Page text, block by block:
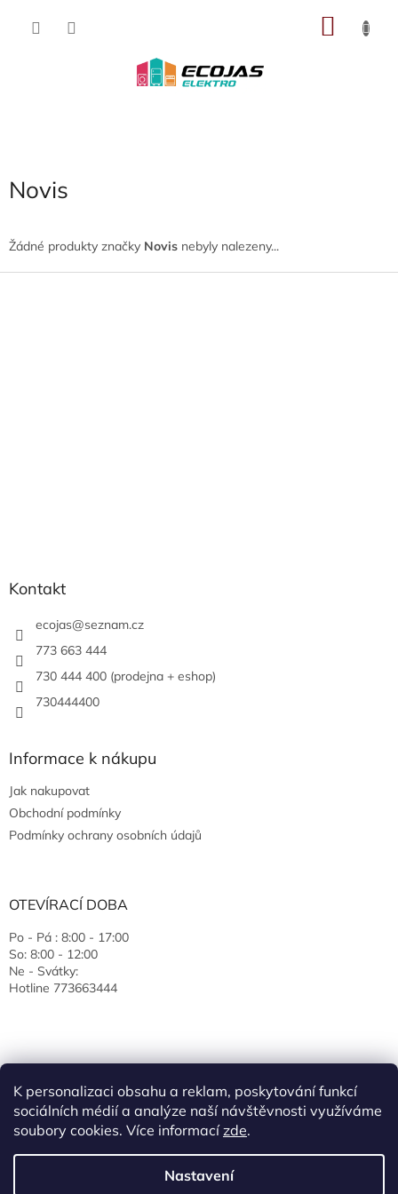
K personalizaci obsahu a reklam, poskytování funkcí
sociálních médií a analýze naší návštěvnosti využíváme
soubory cookies. Více informacízde.
Nastavení
Novis
Žádné produkty značky Novis nebyly nalezeny...
Kontakt
ecojas@seznam.cz
773 663 444
730 444 400 (prodejna + eshop)
730444400
Informace k nákupu
Jak nakupovat
Obchodní podmínky
Podmínky ochrany osobních údajů
OTEVÍRACÍ DOBA
Po - Pá : 8:00 - 17:00
So: 8:00 - 12:00
Ne - Svátky:
Hotline 773663444